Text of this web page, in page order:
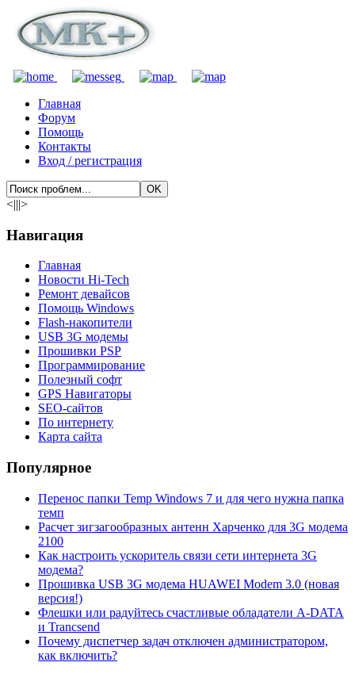
Главная
Форум
Помощь
Контакты
Вход / регистрация
<|||>
Навигация
Главная
Новости Hi-Tech
Ремонт девайсов
Помощь Windows
Flash-накопители
USB 3G модемы
Прошивки PSP
Программирование
Полезный софт
GPS Навигаторы
SEO-сайтов
По интернету
Карта сайта
Популярное
Перенос папки Temp Windows 7 и для чего нужна папка
темп
Расчет зигзагообразных антенн Харченко для 3G модема
2100
Как настроить ускоритель связи сети интернета 3G
модема?
Прошивка USB 3G модема HUAWEI Modem 3.0 (новая
версия!)
Флешки или радуйтесь счастливые обладатели A-DATA
и Trancsend
Почему диспетчер задач отключен администратором,
как включить?